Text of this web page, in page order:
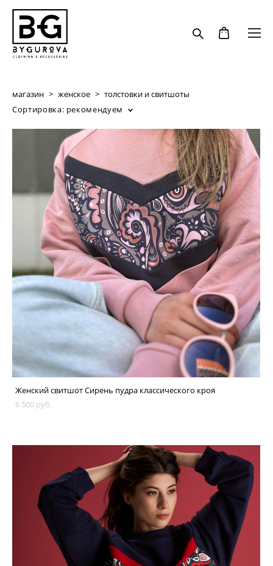
магазин > женское > толстовки и свитшоты
Сортировка: рекомендуем
Женский свитшот Сирень пудра классического кроя
6 500 pуб.